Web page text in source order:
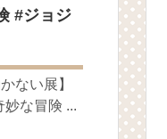
#ジョジ
ない展】
な冒険 ...